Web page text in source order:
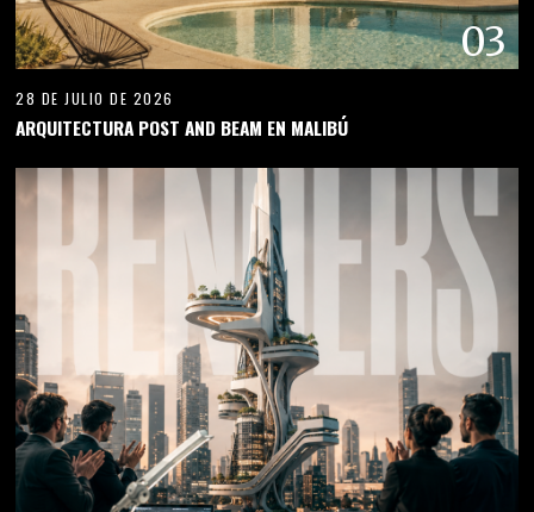
03
28 DE JULIO DE 2026
ARQUITECTURA POST AND BEAM EN MALIBÚ